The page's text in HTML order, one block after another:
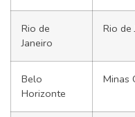
Rio de
Janeiro
Rio de
Belo
Horizonte
Minas